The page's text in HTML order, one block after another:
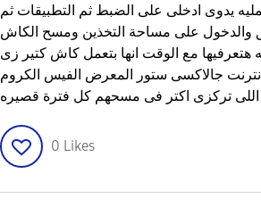
يدوى ادخلى على الضبط ثم التطبيقات ثم
والدخول على مساحة التخذين ومسح الكاش
هتعرفيها مع الوقت انها بتعمل كاش كتير زى
جالاكسى ستور المعرض الفيس الكروم
تركزى اكتر فى مسحهم كل فترة قصيره
0 Likes